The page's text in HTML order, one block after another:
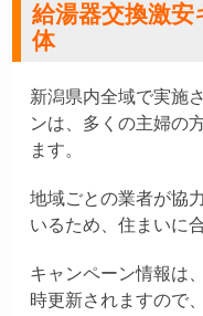
給湯器交換激
体
新潟県内全域で実施
ンは、多くの主婦の
ます。
地域ごとの業者が協
いるため、住まいに
キャンペーン情報は
時更新されますので